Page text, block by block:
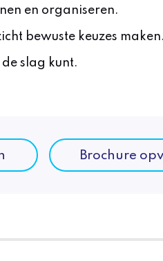
en organiseren.
bewuste keuzes maken.
slag kunt.
Brochure